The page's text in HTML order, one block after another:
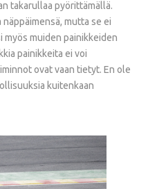
takarullaa pyörittämällä.
mutta se ei
myös muiden painikkeiden
painikkeita ei voi
ovat vaan tietyt. En ole
kuitenkaan